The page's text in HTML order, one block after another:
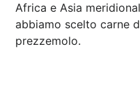
Africa e Asia
abbiamo scelto carne
prezzemolo.